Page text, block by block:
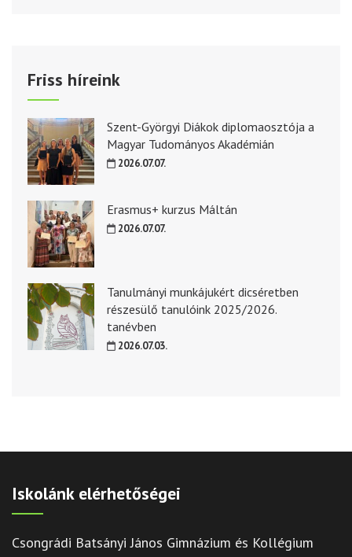
Friss híreink
Szent-Györgyi Diákok diplomaosztója a
Magyar Tudományos Akadémián
2026.07.07.
Erasmus+ kurzus Máltán
2026.07.07.
Tanulmányi munkájukért dicséretben
részesülő tanulóink 2025/2026.
tanévben
2026.07.03.
Iskolánk elérhetőségei
Csongrádi Batsányi János Gimnázium és Kollégium